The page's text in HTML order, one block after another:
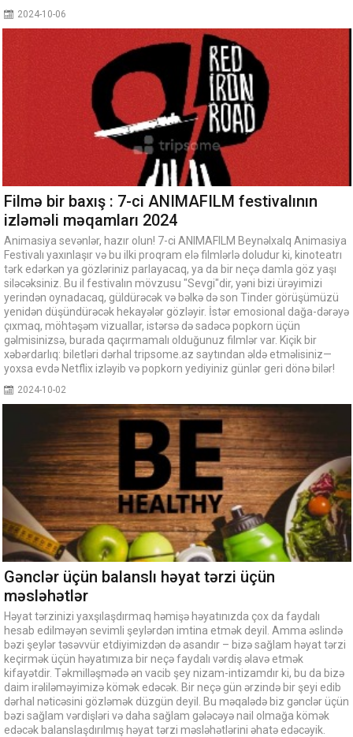
2024-10-06
Filmə bir baxış : 7-ci ANIMAFILM festivalının
izləməli məqamları 2024
Animasiya sevənlər, hazır olun! 7-ci ANIMAFILM Beynəlxalq Animasiya
Festivalı yaxınlaşır və bu ilki proqram elə filmlərlə doludur ki, kinoteatrı
tərk edərkən ya gözləriniz parlayacaq, ya da bir neçə damla göz yaşı
siləcəksiniz. Bu il festivalın mövzusu "Sevgi"dir, yəni bizi ürəyimizi
yerindən oynadacaq, güldürəcək və bəlkə də son Tinder görüşümüzü
yenidən düşündürəcək hekayələr gözləyir. İstər emosional dağa-dərəyə
çıxmaq, möhtəşəm vizuallar, istərsə də sadəcə popkorn üçün
gəlmisinizsə, burada qaçırmamalı olduğunuz filmlər var. Kiçik bir
xəbərdarlıq: biletləri dərhal tripsome.az saytından əldə etməlisiniz—
yoxsa evdə Netflix izləyib və popkorn yediyiniz günlər geri dönə bilər!
2024-10-02
Gənclər üçün balanslı həyat tərzi üçün
məsləhətlər
Həyat tərzinizi yaxşılaşdırmaq həmişə həyatınızda çox da faydalı
hesab edilməyən sevimli şeylərdən imtina etmək deyil. Amma əslində
bəzi şeylər təsəvvür etdiyimizdən də asandır – bizə sağlam həyat tərzi
keçirmək üçün həyatımıza bir neçə faydalı vərdiş əlavə etmək
kifayətdir. Təkmilləşmədə ən vacib şey nizam-intizamdır ki, bu da bizə
daim irəliləməyimizə kömək edəcək. Bir neçə gün ərzində bir şeyi edib
dərhal nəticəsini gözləmək düzgün deyil. Bu məqalədə biz gənclər üçün
bəzi sağlam vərdişləri və daha sağlam gələcəyə nail olmağa kömək
edəcək balanslaşdırılmış həyat tərzi məsləhətlərini əhatə edəcəyik.